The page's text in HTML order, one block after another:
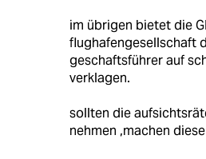
im übrigen bietet die
flughafengesellschaft
geschaftsführer auf
verklagen.
sollten die
nehmen ,machen